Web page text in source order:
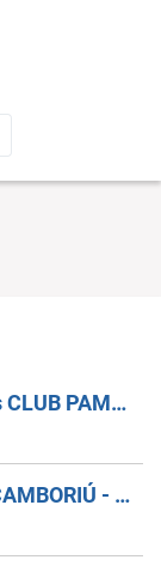
CONFEITEIRO(A) - SAM's CLUB PAMPULHA
AUX. DE INVENTARIO - CAMBORIÚ - SC